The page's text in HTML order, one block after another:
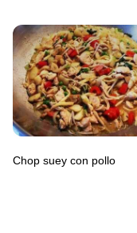
Chop suey con pollo